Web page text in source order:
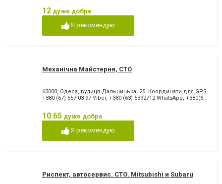
12 дуже добре
Я рекомендую
Механічна Майстерня, СТО
65000, Одеса, вулиця Дальницька, 25, Координати для GPS
+380 (67) 557 03 97 Viber, +380 (63) 5392712 WhatsApp, +380(68)770-62-00
10.65 дуже добре
Я рекомендую
Риспект, автосервис. СТО. Mitsubishi и Subaru